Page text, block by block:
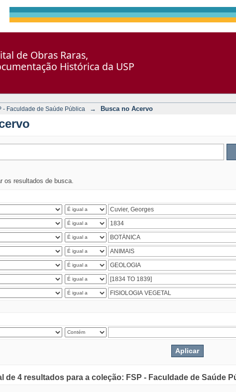
de Obras Raras,
Histórica da USP
- Faculdade de Saúde Pública → Busca no Acervo
os resultados de busca.
de 4 resultados para a coleção: FSP - Faculdade de Saúde